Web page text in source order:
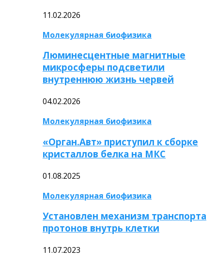
11.02.2026
Молекулярная биофизика
Люминесцентные магнитные
микросферы подсветили
внутреннюю жизнь червей
04.02.2026
Молекулярная биофизика
«Орган.Авт» приступил к сборке
кристаллов белка на МКС
01.08.2025
Молекулярная биофизика
Установлен механизм транспорта
протонов внутрь клетки
11.07.2023